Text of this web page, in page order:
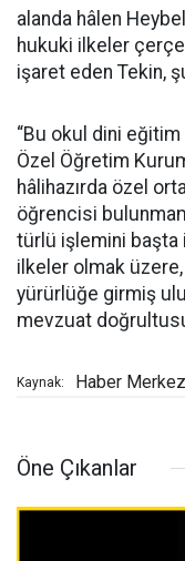
alanda hâlen
hukuki ilkeler
işaret eden Tekin,
“Bu okul dini eğitim
Özel Öğretim
hâlihazırda özel
öğrencisi
türlü işlemini başta
ilkeler olmak
yürürlüğe girmiş
mevzuat
Kaynak: Haber
Öne Çıkanlar